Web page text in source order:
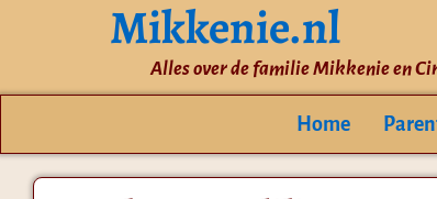
Mikkenie.nl
Alles over de familie Mikkenie en
Home